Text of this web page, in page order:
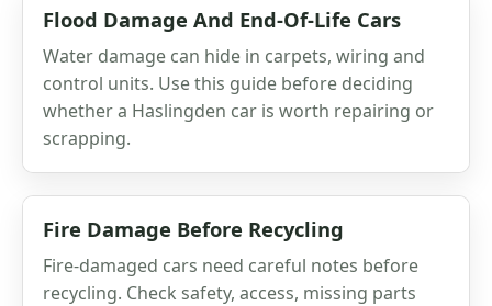
Flood Damage And End-Of-Life Cars
Water damage can hide in carpets, wiring and
control units. Use this guide before deciding
whether a Haslingden car is worth repairing or
scrapping.
Fire Damage Before Recycling
Fire-damaged cars need careful notes before
recycling. Check safety, access, missing parts